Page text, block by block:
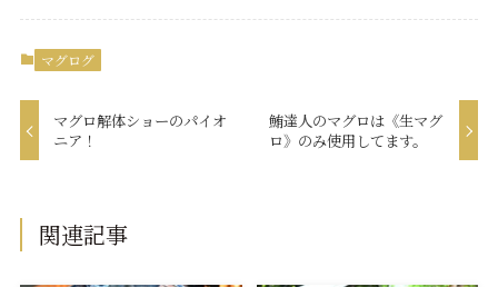
マグログ
マグロ解体ショーのパイオ
ニア！
鮪達人のマグロは《生マグ
ロ》のみ使用してます。
関連記事